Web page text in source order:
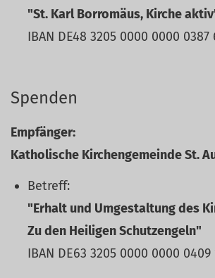
"St. Karl Borromäus, Kirche
IBAN DE48 3205 0000 0000 0387
Spenden
Empfänger:
Katholische Kirchengemeinde St.
Betreff:
"Erhalt und Umgestaltung des
Zu den Heiligen Schutzengeln"
IBAN DE63 3205 0000 0000 0409